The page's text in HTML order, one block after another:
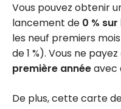
Vous pouvez obtenir
lancement de 0 %
les neuf premiers
de1 %). Vous ne payez
première annéeavec
De plus, cette carte